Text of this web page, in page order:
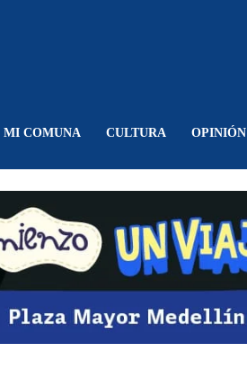
MI COMUNA CULTURA OPINIÓN